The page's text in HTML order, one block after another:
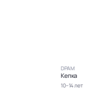
DPAM
Кепка
10–14 лет